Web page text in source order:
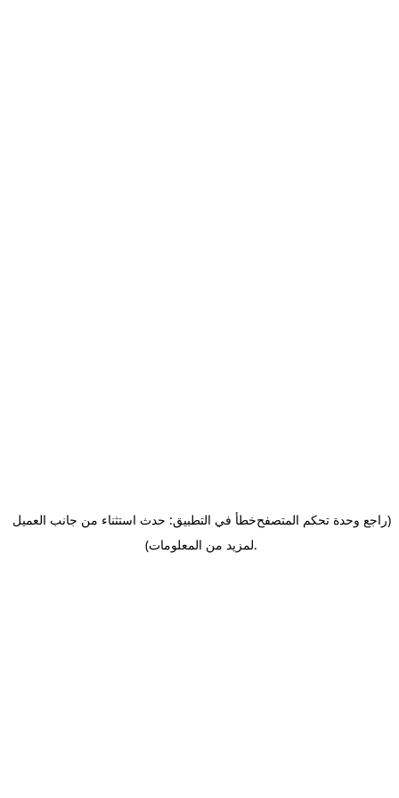
خطأ في التطبيق: حدث استثناء من جانب العميل(راجع وحدة تحكم المتصفح
لمزيد من المعلومات).